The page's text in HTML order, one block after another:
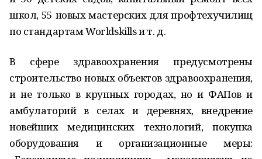
школ, 55 новых мастерских для профтехучилищ
по стандартам Worldskills и т. д.
В сфере здравоохранения предусмотрены
строительство новых объектов здравоохранения,
и не только в крупных городах, но и ФАПов и
амбулаторий в селах и деревнях, внедрение
новейших медицинских технологий, покупка
оборудования и организационные меры: